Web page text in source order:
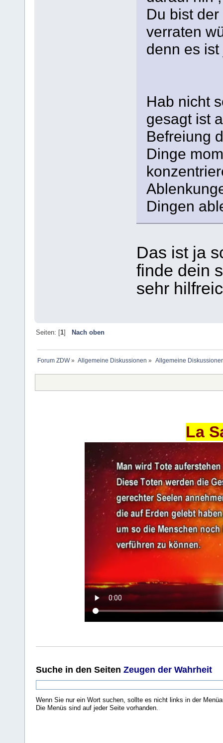
Du bist
verraten
denn es
Hab nicht
gesagt ist
Befreiung
Dinge
Dingen
Das ist ja
finde dein
sehr
Seiten: [1] Nach oben
Forum ZDW» Allgemeine Diskussionen » Allgemeine
La
Suche in den Seiten Zeugen der Wahrheit
Wenn Sie nur ein Wort suchen, sollte es nicht links in der
Die Menüs sind auf jeder Seite vorhanden.